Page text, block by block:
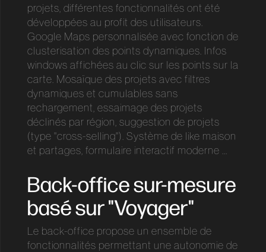
projets, différentes fonctionnalités ont été
développées au profit des utilisateurs.
Google Maps personnalisée avec fonction de
clusterisation des points dynamiques. Infos
windows affichées au clic sur les points sur la
carte. Mosaïque des projets avec filtres
dynamiques et cumulables sans
rechargement, essaimage des projets
déclinés par région, suggestion de projets
(type "cross-selling"). Système de like maison
et partages, formulaire interactif moderne ...
Back-office sur-mesure
basé sur "Voyager"
Le back-office propose un ensemble de
fonctionnalités permettant une autonomie de